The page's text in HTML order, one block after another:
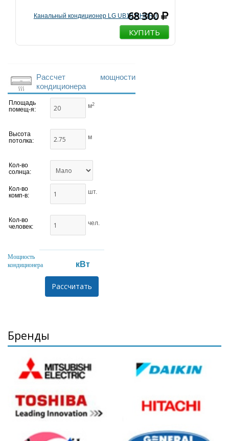
Канальный кондиционер LG UB18.NHDR0
68 300
КУПИТЬ
Рассчет мощности
кондиционера
Площадь
помещ-я:
м2
Высота
потолка:
м
Кол-во
солнца:
Кол-во
комп-в:
шт.
Кол-во
человек:
чел.
Мощность
кондиционера
кВт
Бренды